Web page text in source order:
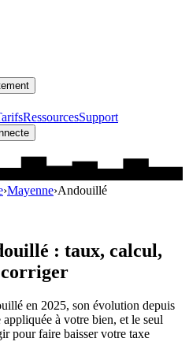
RessourcesSupport
›Mayenne›Andouillé
: taux, calcul,
corriger
en 2025, son évolution depuis
à votre bien, et le seul
pour faire baisser votre taxe